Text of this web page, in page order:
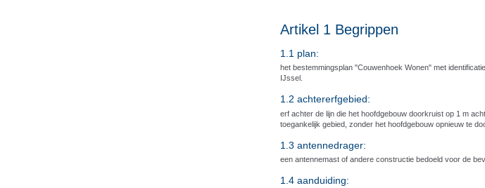
Artikel 1 Begrippen
1.1 plan:
het bestemmingsplan "Couwenhoek Wonen" met
IJssel.
1.2 achtererfgebied:
erf achter de lijn die het hoofdgebouw doorkruist op 1 m
toegankelijk gebied, zonder het hoofdgebouw opnieuw te
1.3 antennedrager:
een antennemast of andere constructie bedoeld voor de
1.4 aanduiding: